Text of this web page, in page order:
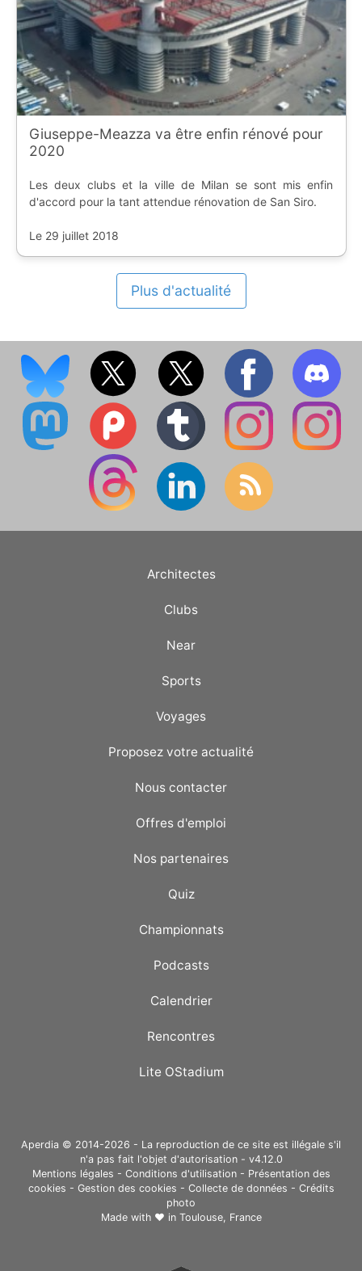
Giuseppe-Meazza va être enfin rénové pour
2020
Les deux clubs et la ville de Milan se sont mis enfin
d'accord pour la tant attendue rénovation de San Siro.
Le 29 juillet 2018
Plus d'actualité
Architectes
Clubs
Near
Sports
Voyages
Proposez votre actualité
Nous contacter
Offres d'emploi
Nos partenaires
Quiz
Championnats
Podcasts
Calendrier
Rencontres
Lite OStadium
Aperdia © 2014-2026 - La reproduction de ce site est illégale s'il
n'a pas fait l'objet d'autorisation - v4.12.0
Mentions légales - Conditions d'utilisation- Présentation des
cookies - Gestion des cookies - Collecte de données - Crédits
photo
Made with ❤ in Toulouse, France